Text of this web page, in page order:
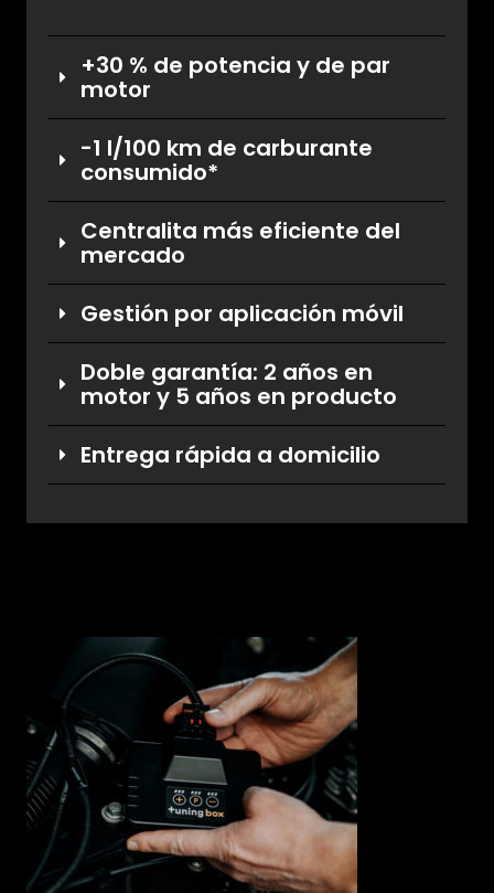
+30 % de potencia y de par
motor
-1 l/100 km de carburante
consumido*
Centralita más eficiente del
mercado
Gestión por aplicación móvil
Doble garantía: 2 años en
motor y 5 años en producto
Entrega rápida a domicilio